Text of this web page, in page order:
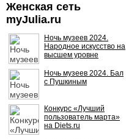
Женская сеть
myJulia.ru
Ночь музеев 2024.
Народное искусство на
высшем уровне
Ночь музеев 2024. Бал
с Пушкиным
Конкурс «Лучший
пользователь марта»
на Diets.ru